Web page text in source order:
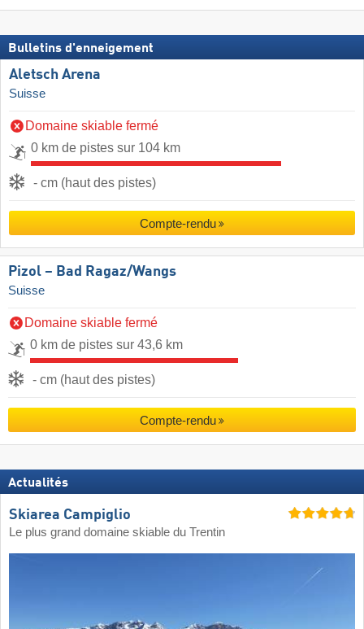
Bulletins d'enneigement
Aletsch Arena
Suisse
Domaine skiable fermé
0 km de pistes sur 104 km
- cm (haut des pistes)
Compte-rendu
Pizol – Bad Ragaz/​Wangs
Suisse
Domaine skiable fermé
0 km de pistes sur 43,6 km
- cm (haut des pistes)
Compte-rendu
Actualités
Skiarea Campiglio
Le plus grand domaine skiable du Trentin